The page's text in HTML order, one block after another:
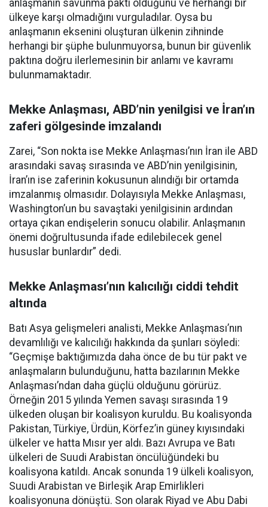
anlaşmanın savunma paktı olduğunu ve herhangi bir
ülkeye karşı olmadığını vurguladılar. Oysa bu
anlaşmanın eksenini oluşturan ülkenin zihninde
herhangi bir şüphe bulunmuyorsa, bunun bir güvenlik
paktına doğru ilerlemesinin bir anlamı ve kavramı
bulunmamaktadır.
Mekke Anlaşması, ABD’nin yenilgisi ve İran’ın
zaferi gölgesinde imzalandı
Zarei, “Son nokta ise Mekke Anlaşması’nın İran ile ABD
arasındaki savaş sırasında ve ABD’nin yenilgisinin,
İran’ın ise zaferinin kokusunun alındığı bir ortamda
imzalanmış olmasıdır. Dolayısıyla Mekke Anlaşması,
Washington’un bu savaştaki yenilgisinin ardından
ortaya çıkan endişelerin sonucu olabilir. Anlaşmanın
önemi doğrultusunda ifade edilebilecek genel
hususlar bunlardır” dedi.
Mekke Anlaşması’nın kalıcılığı ciddi tehdit
altında
Batı Asya gelişmeleri analisti, Mekke Anlaşması’nın
devamlılığı ve kalıcılığı hakkında da şunları söyledi:
“Geçmişe baktığımızda daha önce de bu tür pakt ve
anlaşmaların bulunduğunu, hatta bazılarının Mekke
Anlaşması’ndan daha güçlü olduğunu görürüz.
Örneğin 2015 yılında Yemen savaşı sırasında 19
ülkeden oluşan bir koalisyon kuruldu. Bu koalisyonda
Pakistan, Türkiye, Ürdün, Körfez’in güney kıyısındaki
ülkeler ve hatta Mısır yer aldı. Bazı Avrupa ve Batı
ülkeleri de Suudi Arabistan öncülüğündeki bu
koalisyona katıldı. Ancak sonunda 19 ülkeli koalisyon,
Suudi Arabistan ve Birleşik Arap Emirlikleri
koalisyonuna dönüştü. Son olarak Riyad ve Abu Dabi